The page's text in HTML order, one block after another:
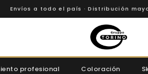
Envíos a todo el país · Distribución
profesional Coloración